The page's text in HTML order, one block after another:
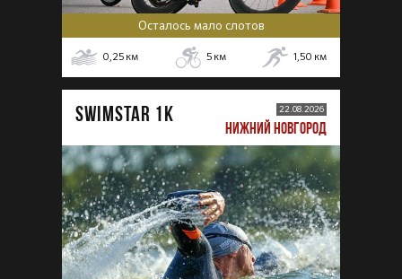
Осталось мало слотов
0,25 км 5 км 1,50 км
SWIMSTAR 1K 22.08.2026
НИЖНИЙ НОВГОРОД